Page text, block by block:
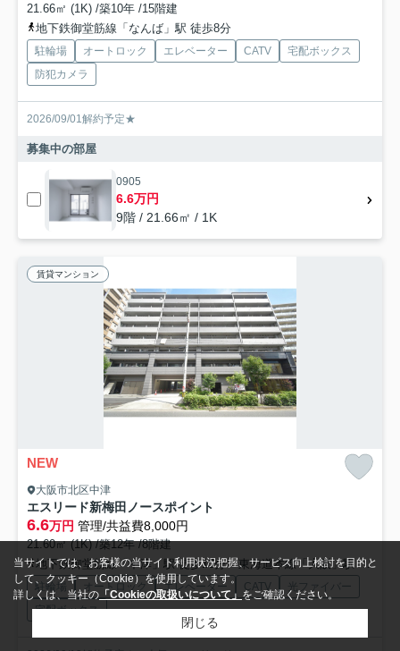
21.66㎡ (1K) /築10年 /15階建
地下鉄御堂筋線「なんば」駅 徒歩8分
駐輪場 オートロック エレベーター CATV
宅配ボックス
防犯カメラ
2026/09/01解約予定★
募集中の部屋
0905
6.6万円
9階 / 21.66㎡ / 1K
賃貸マンション
NEW
大阪市北区中津
エスリード新梅田ノースポイント
6.6万円 管理/共益費8,000円
21.60㎡ (1K) /築12年 /8階建
地下鉄御堂筋線「中津」駅 徒歩13分
東海道本線「大阪」駅 徒歩13分
駐輪場 オートロック エレベーター CATV
光ファイバー
宅配ボックス
当サイトでは、お客様の当サイト利用状況把握、サービス向上検討を目的と
して、クッキー（Cookie）を使用しています。
詳しくは、当社の「Cookieの取扱いについて」をご確認ください。
閉じる